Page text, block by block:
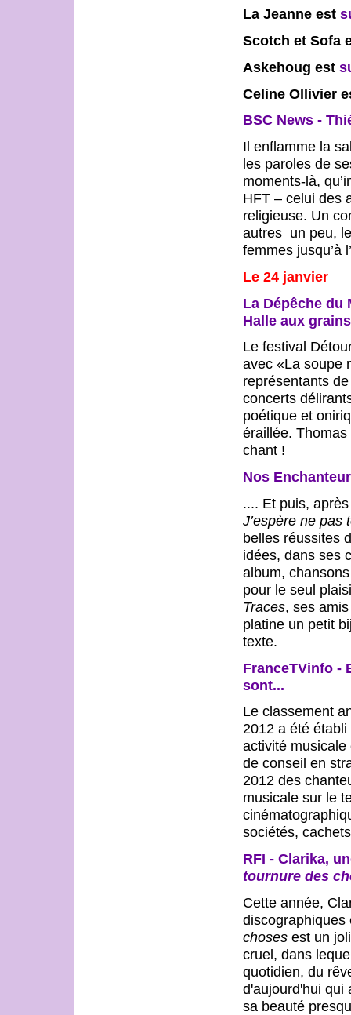
La Jeanne est
Scotch et Sofa
Askehoug est
Celine Ollivier
BSC News -
Il enflamme la
les paroles de
moments-là,
HFT – celui des
religieuse. Un
autres un peu,
femmes jusqu’à
Le 24 janvier
La Dépêche du
Halle aux grains
Le festival
avec «La soupe
représentants
concerts
poétique et
éraillée.
chant !
Nos
.... Et puis,
J’espère ne pas
belles réussites
idées, dans ses
album,
pour le seul
Traces, ses
platine un petit
texte.
FranceTVinfo -
sont...
Le classement
2012 a été
activité
de conseil en
2012 des
musicale sur le
sociétés,
RFI - Clarika,
tournure des
Cette année,
chosesest un
cruel, dans
quotidien, du
d'aujourd'hui qui
sa beauté